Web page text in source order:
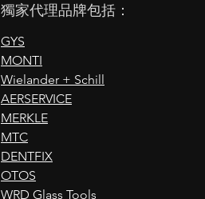
獨家代理品牌包括：
GYS
MONTI
Wielander + Schill
AERSERVICE
MERKLE
MTC
DENTFIX
OTOS
WRD Glass Tools